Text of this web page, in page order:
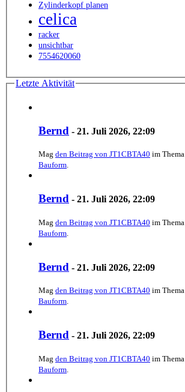
Zylinderkopf planen
celica
racker
unsichtbar
7554620060
Letzte Aktivität
Bernd - 21. Juli 2026, 22:09
Mag den Beitrag von JT1CBTA40 im Thema
Bauform.
Bernd - 21. Juli 2026, 22:09
Mag den Beitrag von JT1CBTA40 im Thema
Bauform
Bernd - 21. Juli 2026, 22:09
Mag den Beitrag von JT1CBTA40 im Thema
Bauform.
Bernd - 21. Juli 2026, 22:09
Mag den Beitrag von JT1CBTA40 im Thema
Bauform